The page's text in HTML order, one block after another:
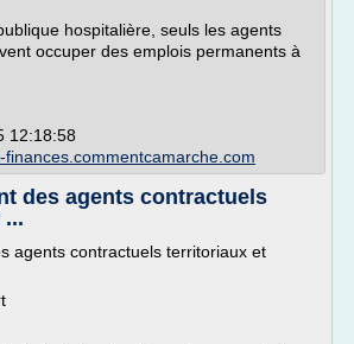
hospitalière, seuls les agents
occuper des emplois permanents à
12:18:58
finances.commentcamarche.com
des agents contractuels
agents contractuels territoriaux et